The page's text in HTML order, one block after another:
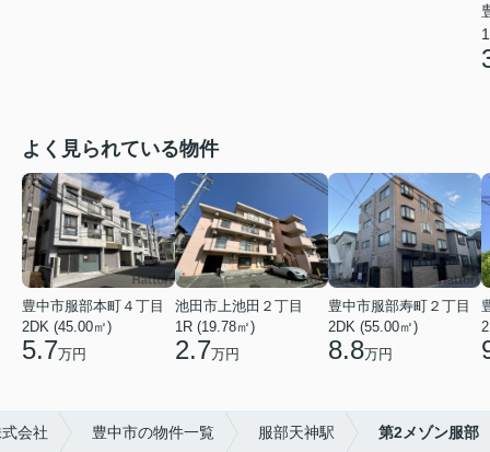
よく見られている物件
豊中市服部本町４丁目
2DK (45.00㎡)
5.7万円
池田市上池田２丁目
1R (19.78㎡)
2.7万円
豊中市服部寿町２丁目
2DK (55.00㎡)
8.8万円
会社 豊中市の物件一覧 服部天神駅 第2メゾン服部